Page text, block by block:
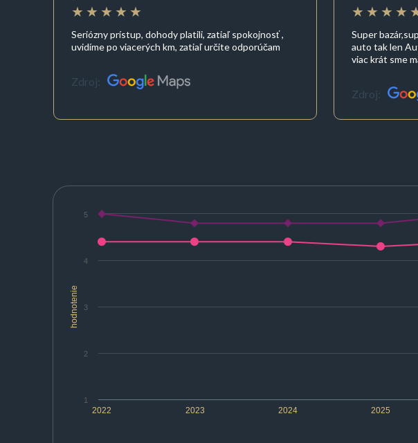
Seriózny prístup, dohody platili, zatiaľ spokojnosť ,
uvidíme po viacerých km, zatiaľ určite odporúčam
Zdroj:
Super
auto tak len
viac krát sme
Zdroj:
hodnotenie
2022 2023 2024 2025
1
2
3
4
5